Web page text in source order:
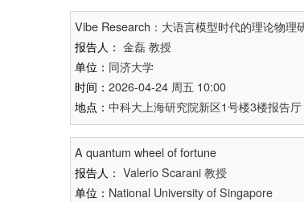
Vibe Research：大语言模型时代的理论物理
报告人： 金磊教授
单位： 同济大学
时间： 2026-04-24 周五 10:00
地点： 中科大上海研究院新区1号楼3楼报告
A quantum wheel of fortune
报告人： Valerio Scarani教授
单位： National University of Singapore